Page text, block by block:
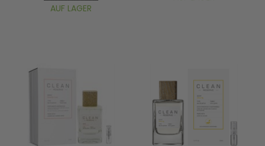
AUF LAGER